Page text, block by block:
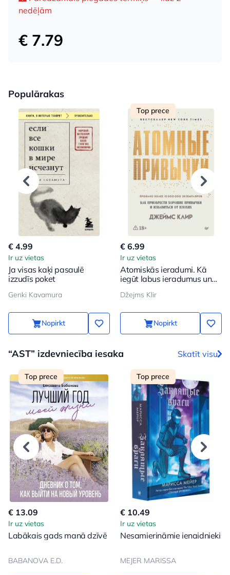
nedēļām
€ 7.79
Populārakas
€ 4.99
Ir uz vietas
Ja visas kaķi pasaulē
izzudīs poket
Genki Kavamura
Nopirkt
Top prece
€ 6.99
Ir uz vietas
Atomiskās ieradumi. Kā
iegūt labus ieradumus un
Džejms Klir
Nopirkt
“AST” izdevniecība iesaka Skatīt visu
Top prece
€ 13.09
Ir uz vietas
Labākais gads manā dzīvē
BABANOVA E.D.
Top prece
€ 10.49
Ir uz vietas
Nesamierināmie ienaidnieki
MEJER MARISSA